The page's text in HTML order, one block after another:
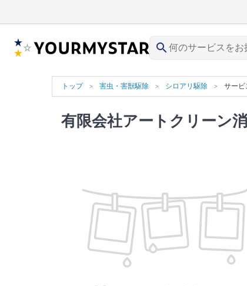
search
トップ 害虫・害獣駆除 シロアリ駆除 サービ
有限会社アートクリーン